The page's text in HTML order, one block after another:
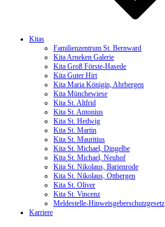
Kitas
Familienzentrum St. Bernward
Kita Arneken Galerie
Kita Groß Förste-Hasede
Kita Guter Hirt
Kita Maria Königin, Ahrbergen
Kita Münchewiese
Kita St. Altfrid
Kita St. Antonius
Kita St. Hedwig
Kita St. Martin
Kita St. Mauritius
Kita St. Michael, Dingelbe
Kita St. Michael, Neuhof
Kita St. Nikolaus, Barienrode
Kita St. Nikolaus, Ottbergen
Kita St. Oliver
Kita St. Vincenz
Meldestelle-Hinweisgeberschutzgesetz
Karriere